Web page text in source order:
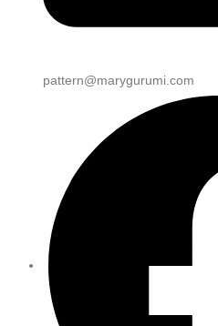
pattern@marygurumi.com